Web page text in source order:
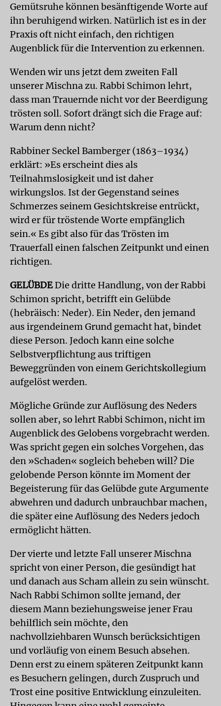
Gemütsruhe können besänftigende Worte auf
ihn beruhigend wirken. Natürlich ist es in der
Praxis oft nicht einfach, den richtigen
Augenblick für die Intervention zu erkennen.
Wenden wir uns jetzt dem zweiten Fall
unserer Mischna zu. Rabbi Schimon lehrt,
dass man Trauernde nicht vor der Beerdigung
trösten soll. Sofort drängt sich die Frage auf:
Warum denn nicht?
Rabbiner Seckel Bamberger (1863–1934)
erklärt: »Es erscheint dies als
Teilnahmslosigkeit und ist daher
wirkungslos. Ist der Gegenstand seines
Schmerzes seinem Gesichtskreise entrückt,
wird er für tröstende Worte empfänglich
sein.« Es gibt also für das Trösten im
Trauerfall einen falschen Zeitpunkt und einen
richtigen.
GELÜBDE Die dritte Handlung, von der Rabbi
Schimon spricht, betrifft ein Gelübde
(hebräisch: Neder). Ein Neder, den jemand
aus irgendeinem Grund gemacht hat, bindet
diese Person. Jedoch kann eine solche
Selbstverpflichtung aus triftigen
Beweggründen von einem Gerichtskollegium
aufgelöst werden.
Mögliche Gründe zur Auflösung des Neders
sollen aber, so lehrt Rabbi Schimon, nicht im
Augenblick des Gelobens vorgebracht werden.
Was spricht gegen ein solches Vorgehen, das
den »Schaden« sogleich beheben will? Die
gelobende Person könnte im Moment der
Begeisterung für das Gelübde gute Argumente
abwehren und dadurch unbrauchbar machen,
die später eine Auflösung des Neders jedoch
ermöglicht hätten.
Der vierte und letzte Fall unserer Mischna
spricht von einer Person, die gesündigt hat
und danach aus Scham allein zu sein wünscht.
Nach Rabbi Schimon sollte jemand, der
diesem Mann beziehungsweise jener Frau
behilflich sein möchte, den
nachvollziehbaren Wunsch berücksichtigen
und vorläufig von einem Besuch absehen.
Denn erst zu einem späteren Zeitpunkt kann
es Besuchern gelingen, durch Zuspruch und
Trost eine positive Entwicklung einzuleiten.